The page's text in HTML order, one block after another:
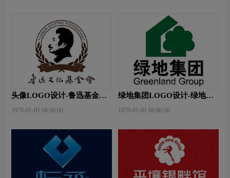
头像LOGO设计-鲁迅基金会
1970-01-01 08:00:00
绿地集团LOGO设计-绿地集
1970-01-01 08:00:00